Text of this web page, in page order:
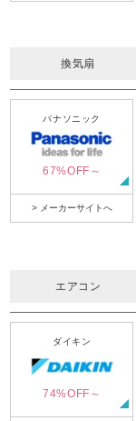
換気扇
パナソニック
67%OFF～
> メーカーサイトへ
エアコン
ダイキン
74%OFF～